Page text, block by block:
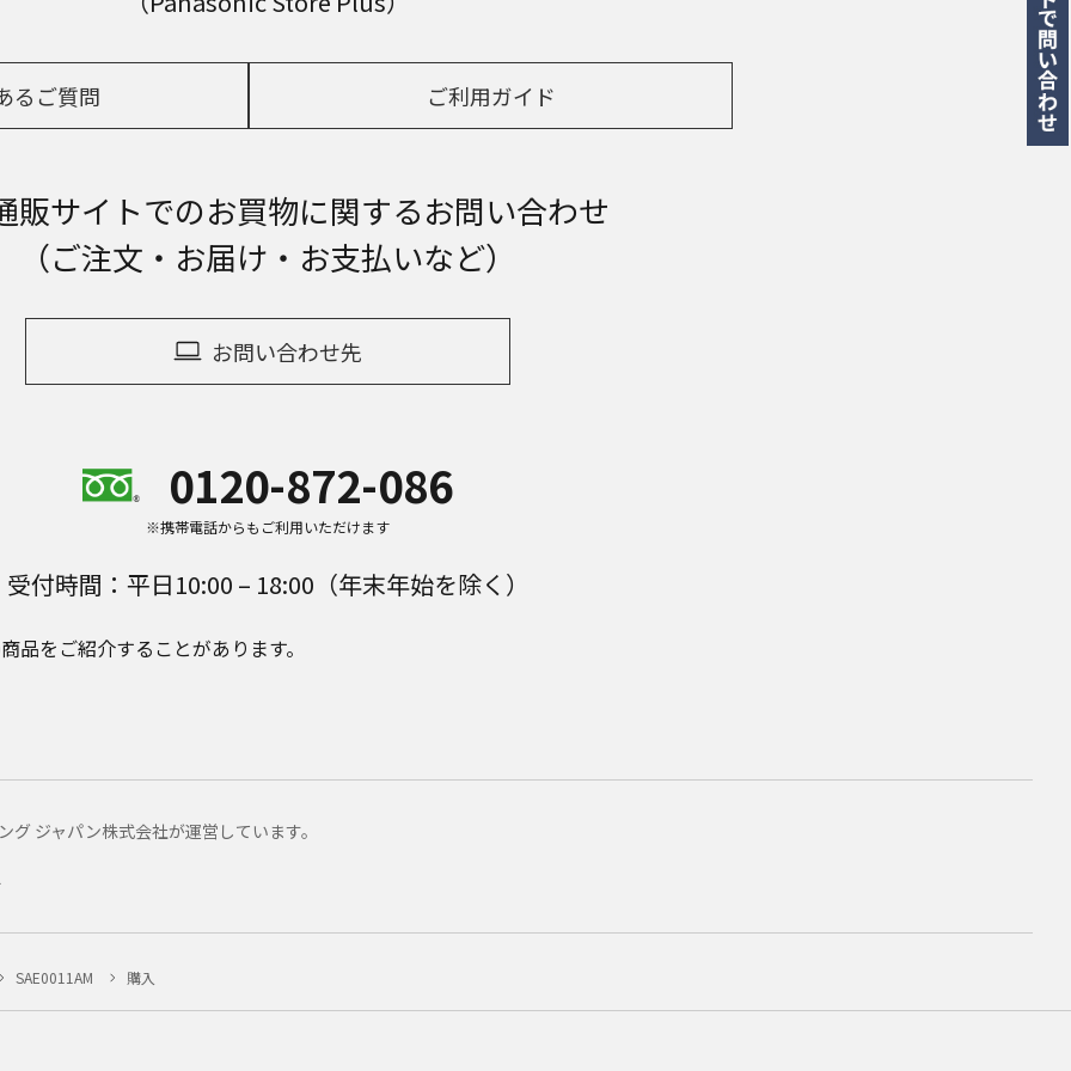
るご質問 ご利用ガイド
販サイトでのお買物に関するお問い合わせ
（ご注文・お届け・お支払いなど）
お問い合わせ先
0120-872-086
※携帯電話からもご利用いただけます
受付時間：平日10:00 – 18:00（年末年始を除く）
品をご紹介することがあります。
ジャパン株式会社が運営しています。
SAE0011AM 購入